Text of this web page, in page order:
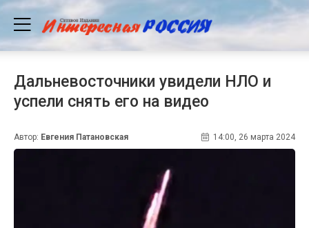
Дальневосточники увидели НЛО и
успели снять его на видео
Автор: Евгения Патановская 14:00, 26 марта 2024